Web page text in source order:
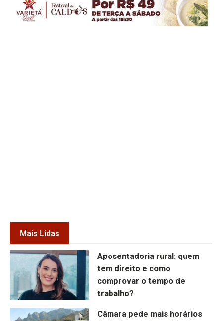
Mais Lidas
Aposentadoria rural: quem
tem direito e como
comprovar o tempo de
trabalho?
Câmara pede mais horários